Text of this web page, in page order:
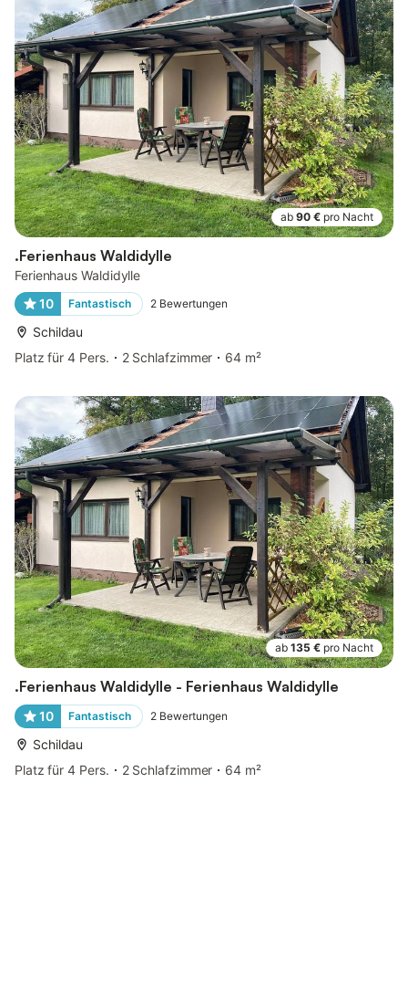
ab 90 € pro Nacht
.Ferienhaus Waldidylle
Ferienhaus Waldidylle
10
Fantastisch 2 Bewertungen
Schildau
Platz für 4 Pers.
2 Schlafzimmer 64 m²
ab 135 € pro Nacht
.Ferienhaus Waldidylle - Ferienhaus Waldidylle
10 Fantastisch 2 Bewertungen
Schildau
Platz für 4 Pers.
2 Schlafzimmer 64 m²